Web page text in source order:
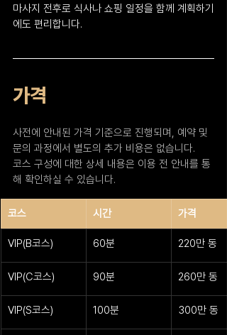
마사지 전후로 식사나 쇼핑 일정을 함께 계획하기
에도 편리합니다.
가격
사전에 안내된 가격 기준으로 진행되며, 예약 및
문의 과정에서 별도의 추가 비용은 없습니다.
코스 구성에 대한 상세 내용은 이용 전 안내를 통
해 확인하실 수 있습니다.
코스 시간 가격
VIP(B코스) 60분 220만 동
VIP(C코스) 90분 260만 동
VIP(S코스) 100분 300만 동